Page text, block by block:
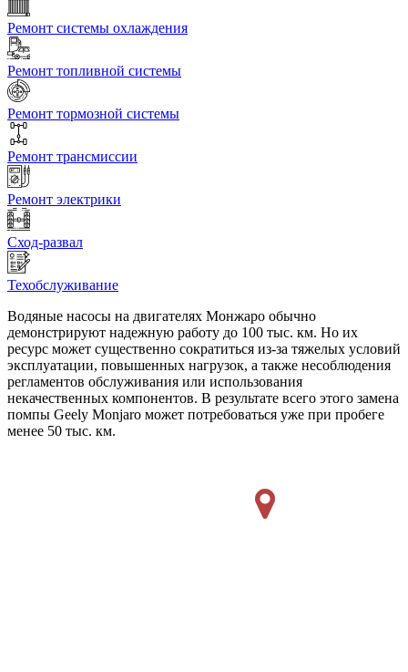
Ремонт системы охлаждения
Ремонт топливной системы
Ремонт тормозной системы
Ремонт трансмиссии
Ремонт электрики
Сход-развал
Техобслуживание
Водяные насосы на двигателях Монжаро обычно
демонстрируют надежную работу до 100 тыс. км. Но их
ресурс может существенно сократиться из-за тяжелых условий
эксплуатации, повышенных нагрузок, а также несоблюдения
регламентов обслуживания или использования
некачественных компонентов. В результате всего этого замена
помпы Geely Monjaro может потребоваться уже при пробеге
менее 50 тыс. км.